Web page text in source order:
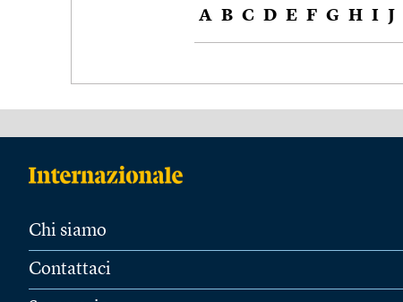
A B C D E F G H I J
Chi siamo
Contattaci